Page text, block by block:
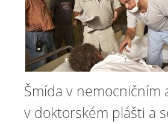
Šmída v nemocničním
v doktorském plášti a